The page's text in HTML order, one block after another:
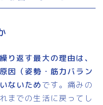
繰り返す最大の理由は、
因（姿勢・筋力バラン
ないためです。痛みの
までの生活に戻ってし